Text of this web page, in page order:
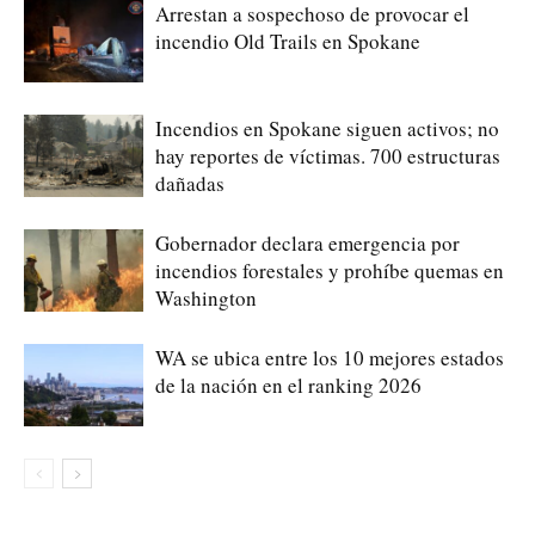
Arrestan a sospechoso de provocar el
incendio Old Trails en Spokane
Incendios en Spokane siguen activos; no
hay reportes de víctimas. 700 estructuras
dañadas
Gobernador declara emergencia por
incendios forestales y prohíbe quemas en
Washington
WA se ubica entre los 10 mejores estados
de la nación en el ranking 2026